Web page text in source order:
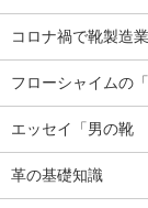
コロナ禍で靴製造
フローシャイムの
エッセイ「男の靴
革の基礎知識